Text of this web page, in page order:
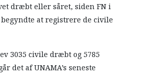
dræbt eller såret, siden FN i
at registrere de civile
3035 civile dræbt og 5785
det af UNAMA’s seneste